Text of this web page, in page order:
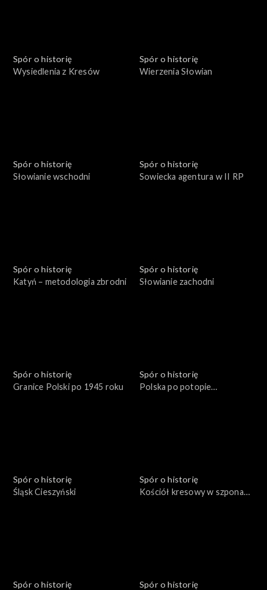
Spór o historię
Wysiedlenia z Kresów
Spór o historię
Wierzenia Słowian
Spór o historię
Słowianie wschodni
Spór o historię
Sowiecka agentura w II RP
Spór o historię
Katyń – metodologia zbrodni
Spór o historię
Słowianie zachodni
Spór o historię
Granice Polski po 1945 roku
Spór o historię
Polska po potopie
Spór o historię
Śląsk Cieszyński
Spór o historię
Kościół kresowy w szponach
Spór o historię
Spór o historię